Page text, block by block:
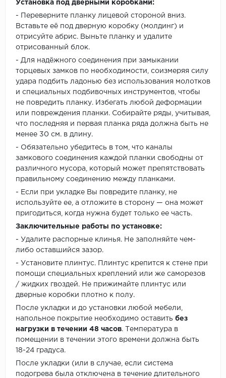
Установка под дверными коробками:
- Переверните планку лицевой стороной вниз.
Вставьте её под дверную коробку (молдинг) и
отрисуйте абрис. Выньте планку и удалите
отрисованный блок.
- Для надёжного соединения при замыкании
торцевых замков по необходимости, соизмеряя силу
удара подбить ладонью без использования молотков
и специальных подбивочных инструментов, чтобы
не повредить планку. Избегать любой деформации
или повреждения планки. Собирайте ряды, учитывая,
что последняя и первая планка ряда должна быть не
менее 30 см. в длину.
- Обязательно убедитесь в том, что каналы
замкового соединения каждой планки свободны от
различного мусора, который может препятствовать
правильному соединению между планками.
- Если при укладке Вы повредите планку, не
используйте ее, а отложите в сторону — она может
пригодиться, когда нужна будет только ее часть.
Заключительные работы по установке:
- Удалите распорные клинья. Не заполняйте чем-
либо оставшийся зазор.
- Установите плинтус. Плинтус крепится к стене при
помощи специальных креплений или же саморезов
/ жидких гвоздей. Не прижимайте плинтус или
дверные коробки плотно к полу.
После укладки и до установки любой мебели,
напольное покрытие необходимо оставить без
нагрузки в течении 48 часов. Температура в
помещении в течении этого времени должна быть
18-24 градуса.
После укладки (или в случае, если система
подогрева была отключена в течение длительного